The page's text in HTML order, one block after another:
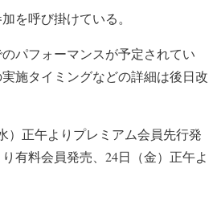
を呼び掛けている。
パフォーマンスが予定されてい
施タイミングなどの詳細は後日改
）正午よりプレミアム会員先行発
有料会員発売、24日（金）正午よ